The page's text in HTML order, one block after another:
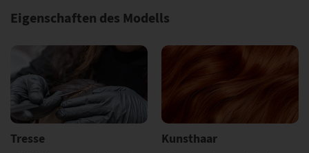
Eigenschaften des Modells
Tresse Kunsthaar